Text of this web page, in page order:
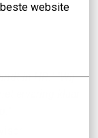
website
bij je
in HR." "Wij
ervaring klaar